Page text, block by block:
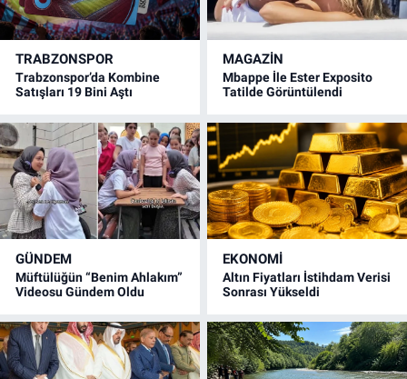
TRABZONSPOR
Trabzonspor’da Kombine
Satışları 19 Bini Aştı
MAGAZİN
Mbappe İle Ester Exposito
Tatilde Görüntülendi
GÜNDEM
Müftülüğün “Benim Ahlakım”
Videosu Gündem Oldu
EKONOMİ
Altın Fiyatları İstihdam Verisi
Sonrası Yükseldi